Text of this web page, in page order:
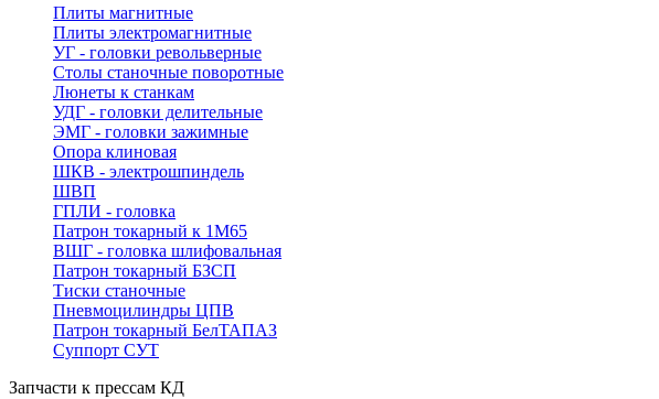
Плиты магнитные
Плиты электромагнитные
УГ - головки револьверные
Столы станочные поворотные
Люнеты к станкам
УДГ - головки делительные
ЭМГ - головки зажимные
Опора клиновая
ШКВ - электрошпиндель
ШВП
ГПЛИ - головка
Патрон токарный к 1М65
ВШГ - головка шлифовальная
Патрон токарный БЗСП
Тиски станочные
Пневмоцилиндры ЦПВ
Патрон токарный БелТАПАЗ
Суппорт СУТ
Запчасти к прессам КД